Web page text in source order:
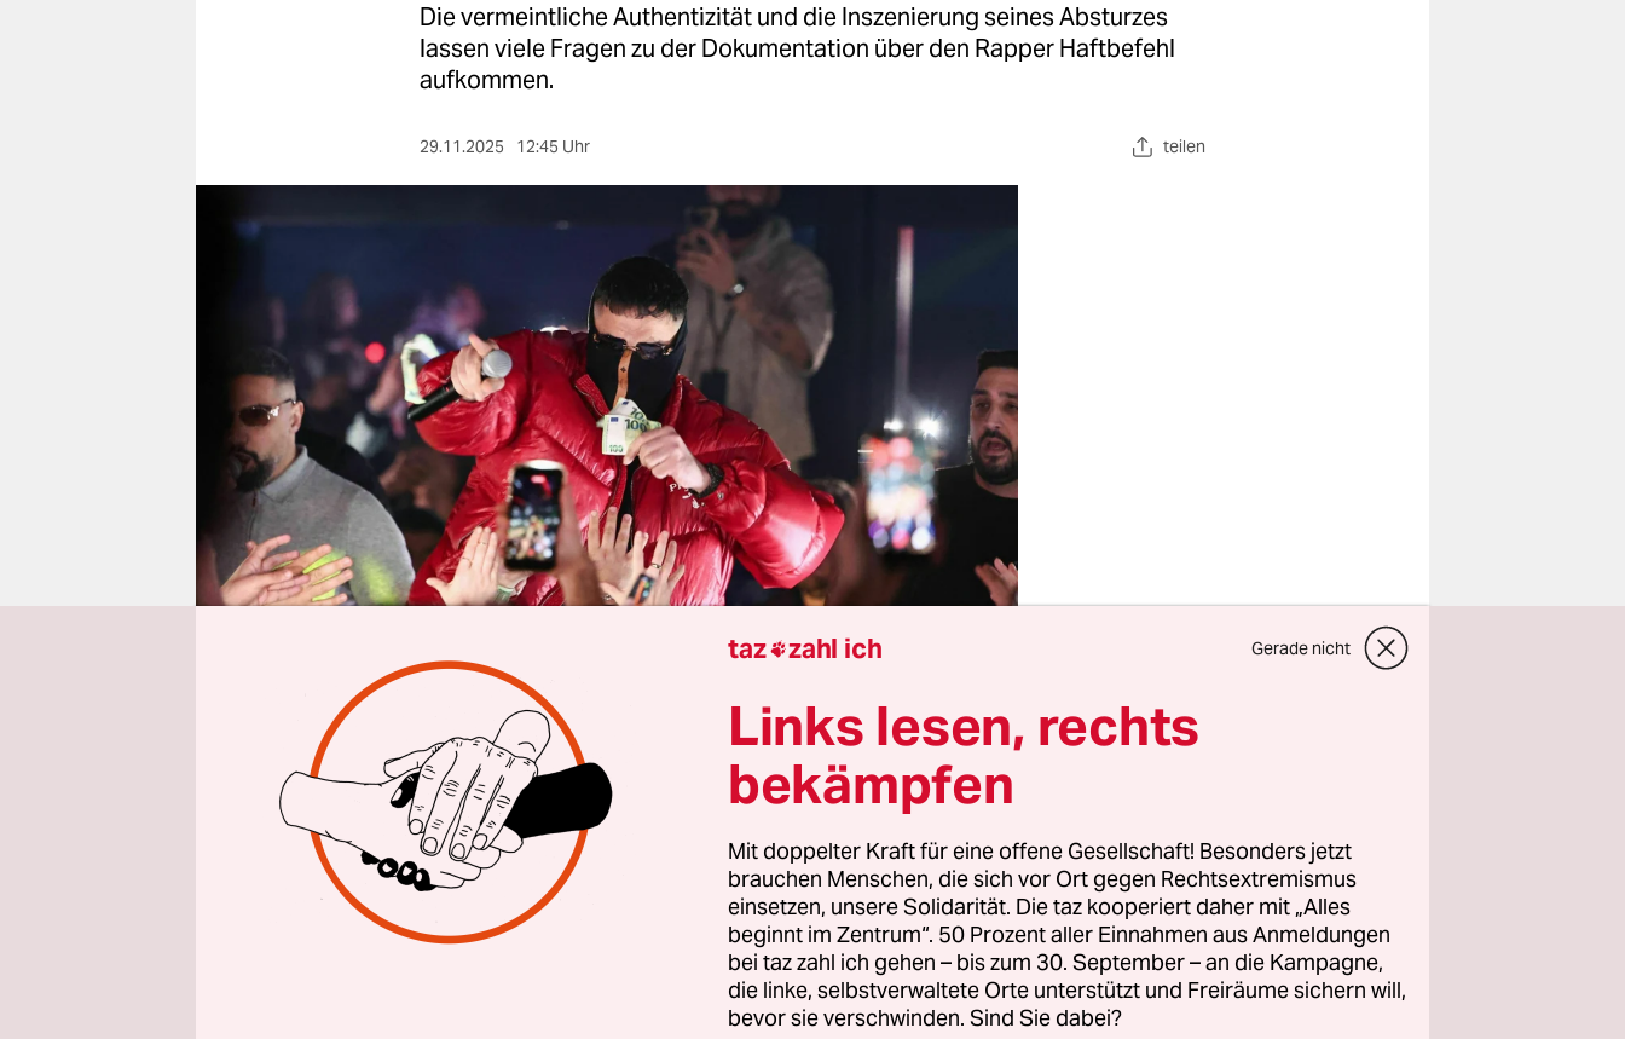
veranstaltungen
unterstützen
abo
genossenschaft
epaper login
Die vermeintliche Authentizität und die Inszenierung seines Absturzes
lassen viele Fragen zu der Dokumentation über den Rapper Haftbefehl
aufkommen.
29.11.2025 12:45 Uhr teilen
Foto: Hannes P.
Albert/dpa
B ekanntlich ist jede Art des Schreibens erlaubt, nur nicht die
langweilige. Das gilt für Filme ebenso, erst recht für
Dokumentarfilme. „Babo – Die Haftbefehl-Story“ scheint
insofern alles richtig zu machen. Die Doku über den Rapper Aykut
Anhan alias Haftbefehl (oder „Babo Haft“ oder „Hafti“) hält sich seit
Wochen auf den obersten Plätzen der deutschsprachigen Netflix-
taz zahl ich Gerade nicht
Links lesen, rechts
bekämpfen
Mit doppelter Kraft für eine offene Gesellschaft! Besonders jetzt
brauchen Menschen, die sich vor Ort gegen Rechtsextremismus
einsetzen, unsere Solidarität. Die taz kooperiert daher mit „Alles
beginnt im Zentrum“. 50 Prozent aller Einnahmen aus Anmeldungen
bei taz zahl ich gehen – bis zum 30. September – an die Kampagne,
die linke, selbstverwaltete Orte unterstützt und Freiräume sichern will,
bevor sie verschwinden. Sind Sie dabei?